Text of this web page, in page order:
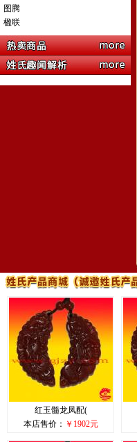
图腾
楹联
红玉髓龙凤配(
本店售价： ￥1902元